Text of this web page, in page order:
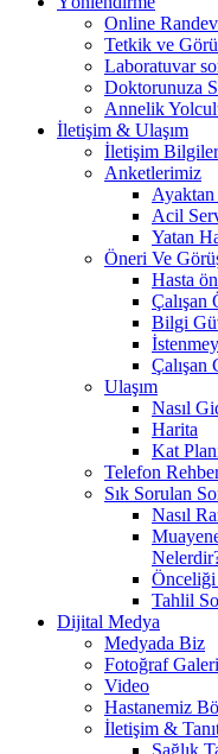
Online
Tetkik ve
Laboratuvar
Doktorunuza
Annelik
İletişim & Ulaşım
İletişim
Anketlerimiz
Acil
Yatan
Öneri Ve
Hasta
Çalışan
Bilgi
Çalışan
Ulaşım
Nasıl
Harita
Kat
Telefon
Sık Sorulan
Nasıl
Tahlil
Dijital Medya
Medyada Biz
Fotoğraf
Video
Hastanemiz
İletişim &
Sağlık